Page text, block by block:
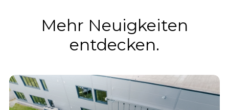
Mehr Neuigkeiten
entdecken.